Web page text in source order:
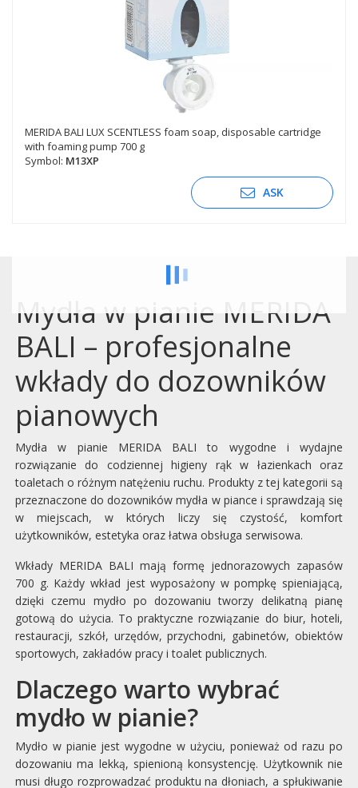
MERIDA BALI LUX SCENTLESS foam soap, disposable cartridge
with foaming pump 700 g
Symbol: M13XP
ASK
Mydła w pianie MERIDA
BALI – profesjonalne
wkłady do dozowników
pianowych
Mydła w pianie MERIDA BALI to wygodne i wydajne
rozwiązanie do codziennej higieny rąk w łazienkach oraz
toaletach o różnym natężeniu ruchu. Produkty z tej kategorii są
przeznaczone do dozowników mydła w piance i sprawdzają się
w miejscach, w których liczy się czystość, komfort
użytkowników, estetyka oraz łatwa obsługa serwisowa.
Wkłady MERIDA BALI mają formę jednorazowych zapasów
700 g. Każdy wkład jest wyposażony w pompkę spieniającą,
dzięki czemu mydło po dozowaniu tworzy delikatną pianę
gotową do użycia. To praktyczne rozwiązanie do biur, hoteli,
restauracji, szkół, urzędów, przychodni, gabinetów, obiektów
sportowych, zakładów pracy i toalet publicznych.
Dlaczego warto wybrać
mydło w pianie?
Mydło w pianie jest wygodne w użyciu, ponieważ od razu po
dozowaniu ma lekką, spienioną konsystencję. Użytkownik nie
musi długo rozprowadzać produktu na dłoniach, a spłukiwanie